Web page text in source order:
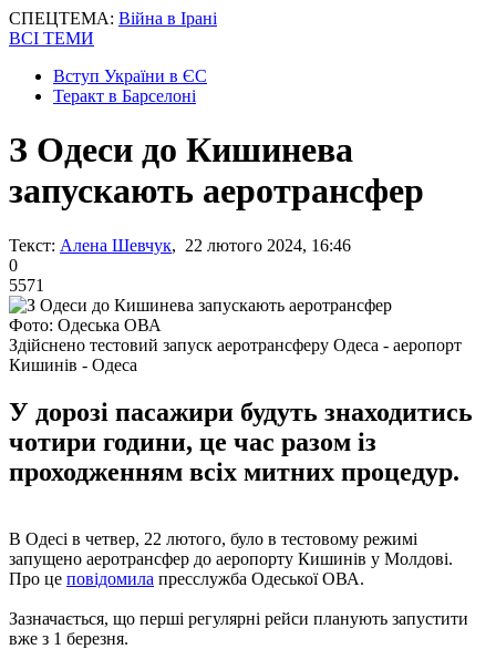
СПЕЦТЕМА: Війна в Ірані
ВСІ ТЕМИ
Вступ України в ЄС
Теракт в Барселоні
З Одеси до Кишинева
запускають аеротрансфер
Текст: Алена Шевчук, 22 лютого 2024, 16:46
0
5571
Фото: Одеська ОВА
Здійснено тестовий запуск аеротрансферу Одеса - аеропорт
Кишинів - Одеса
У дорозі пасажири будуть знаходитись
чотири години, це час разом із
проходженням всіх митних процедур.
В Одесі в четвер, 22 лютого, було в тестовому режимі
запущено аеротрансфер до аеропорту Кишинів у Молдові.
Про це повідомила пресслужба Одеської ОВА.
Зазначається, що перші регулярні рейси планують запустити
вже з 1 березня.